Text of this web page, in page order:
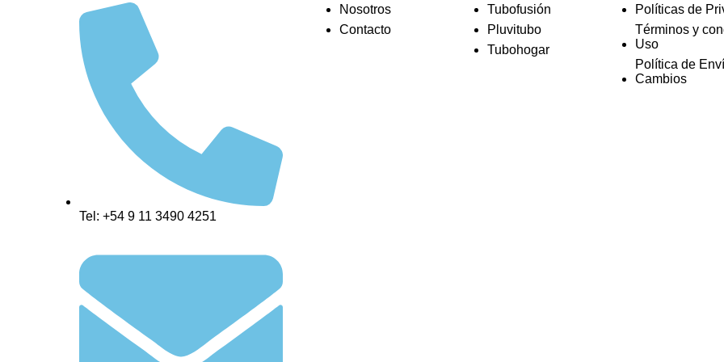
Tel: +54 9 11 3490 4251
Nosotros
Contacto
Tubofusión
Pluvitubo
Tubohogar
Políticas de
Términos y
Uso
Política de
Cambios